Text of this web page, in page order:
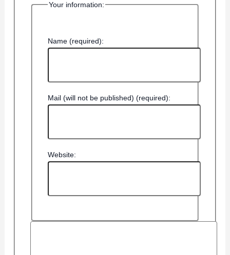
Your information:
Name (required):
Mail (will not be published) (required):
Website: